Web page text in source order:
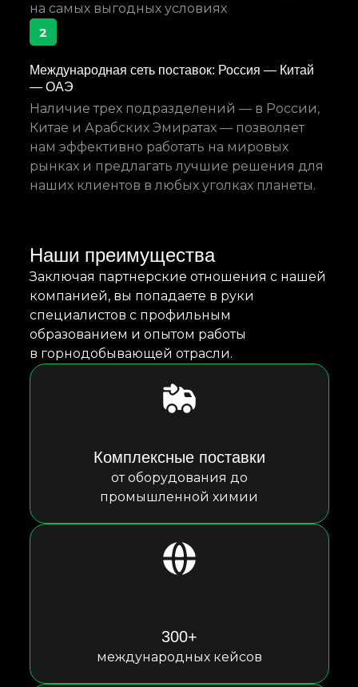
на самых выгодных условиях
2
Международная сеть поставок: Россия — Китай
— ОАЭ
Наличие трех подразделений — в России,
Китае и Арабских Эмиратах — позволяет
нам эффективно работать на мировых
рынках и предлагать лучшие решения для
наших клиентов в любых уголках планеты.
Наши преимущества
Заключая партнерские отношения с нашей
компанией, вы попадаете в руки
специалистов с профильным
образованием и опытом работы
в горнодобывающей отрасли.
Комплексные поставки
от оборудования до
промышленной химии
300+
международных кейсов